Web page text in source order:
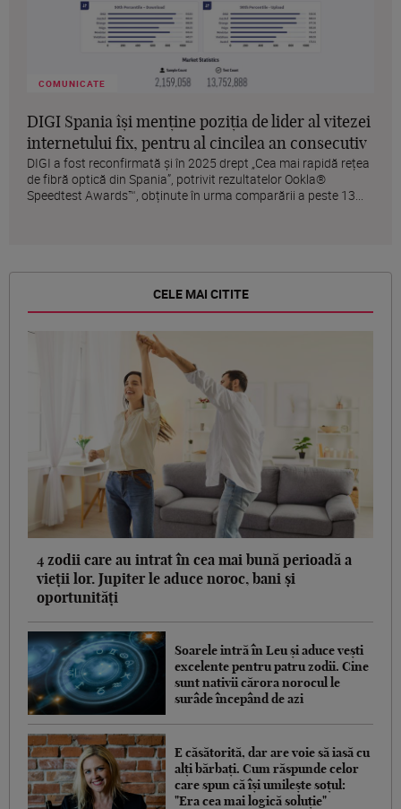
COMUNICATE
DIGI Spania își menține poziția de lider al vitezei
internetului fix, pentru al cincilea an consecutiv
DIGI a fost reconfirmată și în 2025 drept „Cea mai rapidă rețea
de fibră optică din Spania”, potrivit rezultatelor Ookla®
Speedtest Awards™, obținute în urma comparării a peste 13...
CELE MAI CITITE
4 zodii care au intrat în cea mai bună perioadă a
vieții lor. Jupiter le aduce noroc, bani și
oportunități
Soarele intră în Leu și aduce vești
excelente pentru patru zodii. Cine
sunt nativii cărora norocul le
surâde începând de azi
E căsătorită, dar are voie să iasă cu
alți bărbați. Cum răspunde celor
care spun că își umilește soțul:
"Era cea mai logică soluție"